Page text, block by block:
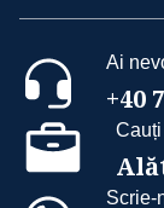
Ai
+40
Scrie-